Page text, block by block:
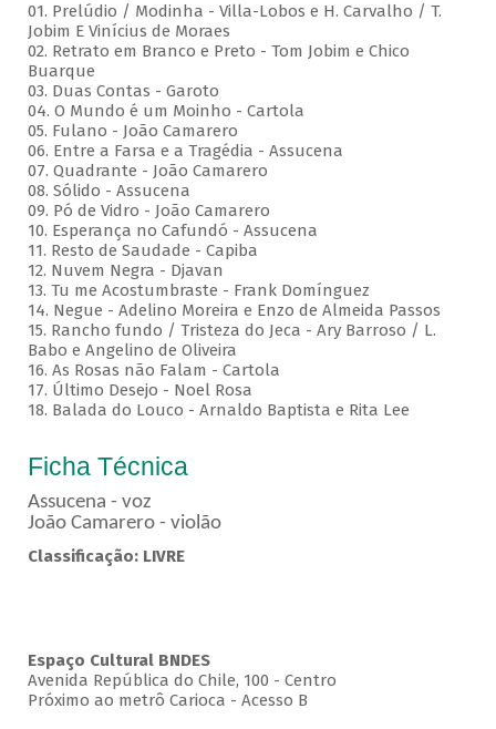
01. Prelúdio / Modinha - Villa-Lobos e H. Carvalho / T.
Jobim E Vinícius de Moraes
02. Retrato em Branco e Preto - Tom Jobim e Chico
Buarque
03. Duas Contas - Garoto
04. O Mundo é um Moinho - Cartola
05. Fulano - João Camarero
06. Entre a Farsa e a Tragédia - Assucena
07. Quadrante - João Camarero
08. Sólido - Assucena
09. Pó de Vidro - João Camarero
10. Esperança no Cafundó - Assucena
11. Resto de Saudade - Capiba
12. Nuvem Negra - Djavan
13. Tu me Acostumbraste - Frank Domínguez
14. Negue - Adelino Moreira e Enzo de Almeida Passos
15. Rancho fundo / Tristeza do Jeca - Ary Barroso / L.
Babo e Angelino de Oliveira
16. As Rosas não Falam - Cartola
17. Último Desejo - Noel Rosa
18. Balada do Louco - Arnaldo Baptista e Rita Lee
Ficha Técnica
Assucena - voz
João Camarero - violão
Classificação: LIVRE
Espaço Cultural BNDES
Avenida República do Chile, 100 - Centro
Próximo ao metrô Carioca - Acesso B